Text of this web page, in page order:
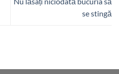
se stingă